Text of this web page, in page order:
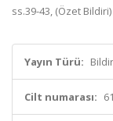
ss.39-43, (Özet Bildiri)
Yayın Türü:
Cilt numarası: 61